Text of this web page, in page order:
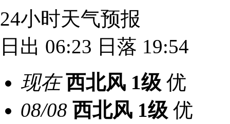
24小时天气预报
日出 06:23 日落 19:54
现在 西北风 1级 优
08/08 西北风 1级 优